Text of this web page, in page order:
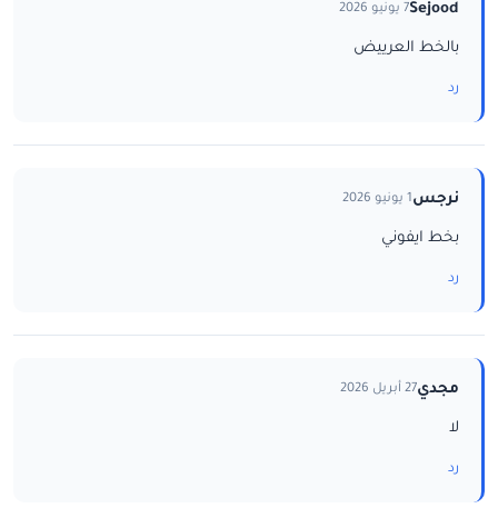
Sejood7 يونيو 2026
بالخط العرييض
رد
نرجس1 يونيو 2026
بخط ايفوني
رد
مجدي27 أبريل 2026
لا
رد